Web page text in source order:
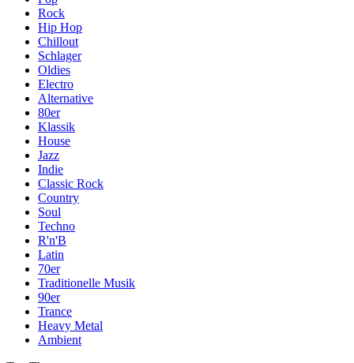
Rock
Hip Hop
Chillout
Schlager
Oldies
Electro
Alternative
80er
Klassik
House
Jazz
Indie
Classic Rock
Country
Soul
Techno
R'n'B
Latin
70er
Traditionelle Musik
90er
Trance
Heavy Metal
Ambient